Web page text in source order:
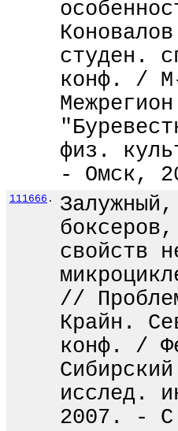
студен.
конф. /
физ.
- Омск,
111666 .
свойств
//
Крайн.
конф. /
исслед.
2007. -